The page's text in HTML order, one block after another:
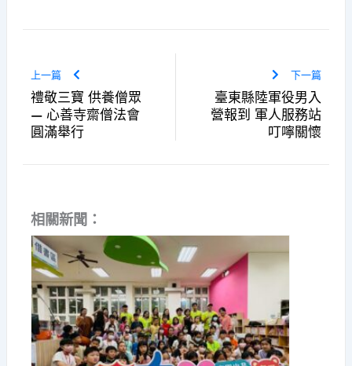
上一篇
禮敬三寶 供養僧眾
— 心善寺齋僧法會
圓滿舉行
下一篇
臺東縣陸軍役男入
營報到 軍人服務站
叮嚀關懷
相關新聞：